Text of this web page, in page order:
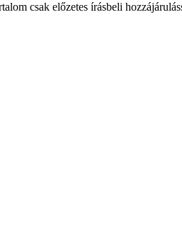
csak előzetes írásbeli